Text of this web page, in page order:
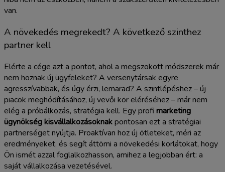
van.
A növekedés megrekedt? A következő szinthez
partner kell
Elérte a cége azt a pontot, ahol a megszokott módszerek már
nem hoznak új ügyfeleket? A versenytársak egyre
agresszívabbak, és úgy érzi, lemarad? A szintlépéshez – új
piacok meghódításához, új vevői kör eléréséhez – már nem
elég a próbálkozás, stratégia kell. Egy profi marketing
ügynökség kisvállalkozásoknakpontosan ezt a stratégiai
partnerséget nyújtja. Proaktívan hoz új ötleteket, méri az
eredményeket, és segít áttörni a növekedési korlátokat, hogy
Ön ismét azzal foglalkozhasson, amihez a legjobban ért: a
saját vállalkozása vezetésével.